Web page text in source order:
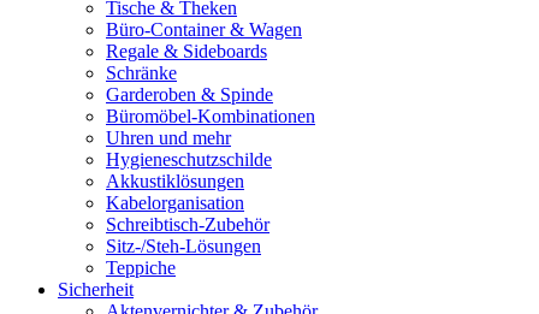
Tische & Theken
Büro-Container & Wagen
Regale & Sideboards
Schränke
Garderoben & Spinde
Büromöbel-Kombinationen
Uhren und mehr
Hygieneschutzschilde
Akkustiklösungen
Kabelorganisation
Schreibtisch-Zubehör
Sitz-/Steh-Lösungen
Teppiche
Sicherheit